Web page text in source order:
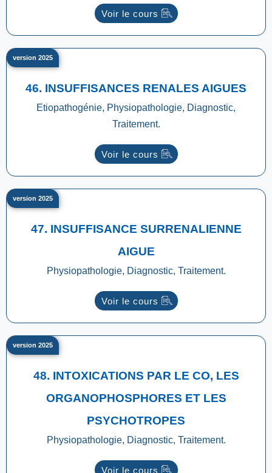
Voir le cours
46. INSUFFISANCES RENALES AIGUES
Etiopathogénie, Physiopathologie, Diagnostic,
Traitement.
Voir le cours
version 2025
47. INSUFFISANCE SURRENALIENNE
AIGUE
Physiopathologie, Diagnostic, Traitement.
Voir le cours
version 2025
48. INTOXICATIONS PAR LE CO, LES
ORGANOPHOSPHORES ET LES
PSYCHOTROPES
Physiopathologie, Diagnostic, Traitement.
Voir le cours
version 2025